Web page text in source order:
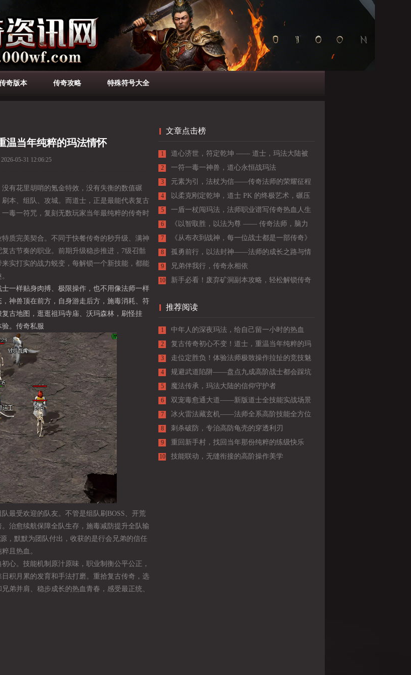
奇版本 传奇攻略 特殊符号大全
温当年纯粹的玛法情怀
2026-05-31 12:06:25
有花里胡哨的氪金特效，没有失衡的数值碾
本、组队、攻城。而道士，正是最能代表复古
毒一符咒，复刻无数玩家当年最纯粹的传奇时
质完美契合。不同于快餐传奇的秒升级、满神
古节奏的职业。前期升级稳步推进，7级召骷
实打实的战力蜕变，每解锁一个新技能，都能
一样贴身肉搏、极限操作，也不用像法师一样
神兽顶在前方，自身游走后方，施毒消耗、符
古地图，逛逛祖玛寺庙、沃玛森林，刷怪挂
。 传奇私服
最受欢迎的队友。不管是组队刷BOSS、开荒
治愈续航保障全队生存，施毒减防提升全队输
，默默为团队付出，收获的是行会兄弟的信任
且热血。
心。技能机制原汁原味，职业制衡公平公正，
积月累的发育和手法打磨。重拾复古传奇，选
弟并肩、稳步成长的热血青春，感受最正统、
文章点击榜
1
道心济世，符定乾坤 —— 道士，玛法大陆被
低估的全能王者
2 一符一毒一神兽，道心永恒战玛法
3 元素为引，法杖为信——传奇法师的荣耀征程
4
以柔克刚定乾坤，道士 PK 的终极艺术，碾压
战士与法师
5 一盾一杖闯玛法，法师职业谱写传奇热血人生
6
《以智取胜，以法为尊 —— 传奇法师，脑力
与战力的完美结合》
7 《从布衣到战神，每一位战士都是一部传奇》
8
孤勇前行，以法封神——法师的成长之路与情
怀坚守
9 兄弟伴我行，传奇永相依
10
新手必看！废弃矿洞副本攻略，轻松解锁传奇
推荐阅读
1 中年人的深夜玛法，给自己留一小时的热血
2
复古传奇初心不变！道士，重温当年纯粹的玛
法情怀
3
走位定胜负！体验法师极致操作拉扯的竞技魅
力
4
规避武道陷阱——盘点九成高阶战士都会踩坑
的技能操作陋习
5 魔法传承，玛法大陆的信仰守护者
6
双宠毒愈通大道——新版道士全技能实战场景
细分教学
7
冰火雷法藏玄机——法师全系高阶技能全方位
拆解
8 刺杀破防，专治高防龟壳的穿透利刃
9 重回新手村，找回当年那份纯粹的练级快乐
10 技能联动，无缝衔接的高阶操作美学